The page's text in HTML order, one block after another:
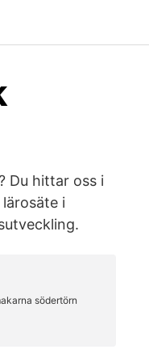
Du hittar oss i
i